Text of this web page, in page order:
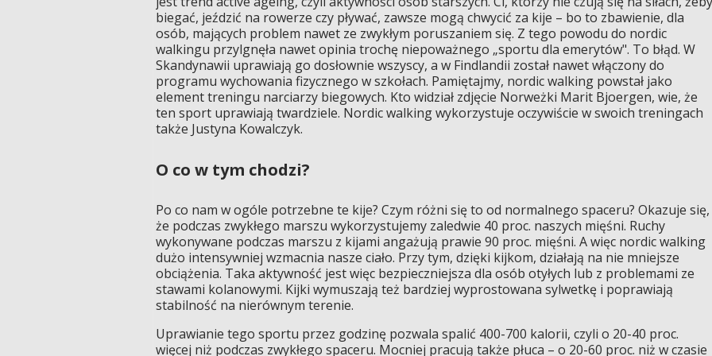
biegać, jeździć na rowerze czy pływać, zawsze mogą chwycić za kije – bo to zbawienie, dla
osób, mających problem nawet ze zwykłym poruszaniem się. Z tego powodu do nordic
walkingu przylgnęła nawet opinia trochę niepoważnego „sportu dla emerytów". To błąd. W
Skandynawii uprawiają go dosłownie wszyscy, a w Findlandii został nawet włączony do
programu wychowania fizycznego w szkołach. Pamiętajmy, nordic walking powstał jako
element treningu narciarzy biegowych. Kto widział zdjęcie Norweżki Marit Bjoergen, wie, że
ten sport uprawiają twardziele. Nordic walking wykorzystuje oczywiście w swoich treningach
także Justyna Kowalczyk.
O co w tym chodzi?
Po co nam w ogóle potrzebne te kije? Czym różni się to od normalnego spaceru? Okazuje się,
że podczas zwykłego marszu wykorzystujemy zaledwie 40 proc. naszych mięśni. Ruchy
wykonywane podczas marszu z kijami angażują prawie 90 proc. mięśni. A więc nordic walking
dużo intensywniej wzmacnia nasze ciało. Przy tym, dzięki kijkom, działają na nie mniejsze
obciążenia. Taka aktywność jest więc bezpieczniejsza dla osób otyłych lub z problemami ze
stawami kolanowymi. Kijki wymuszają też bardziej wyprostowana sylwetkę i poprawiają
stabilność na nierównym terenie.
Uprawianie tego sportu przez godzinę pozwala spalić 400-700 kalorii, czyli o 20-40 proc.
więcej niż podczas zwykłego spaceru. Mocniej pracują także płuca – o 20-60 proc. niż w czasie